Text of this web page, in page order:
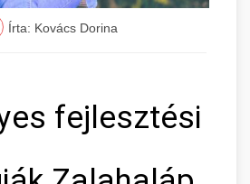
Írta: Kovács Dorina
fejlesztési